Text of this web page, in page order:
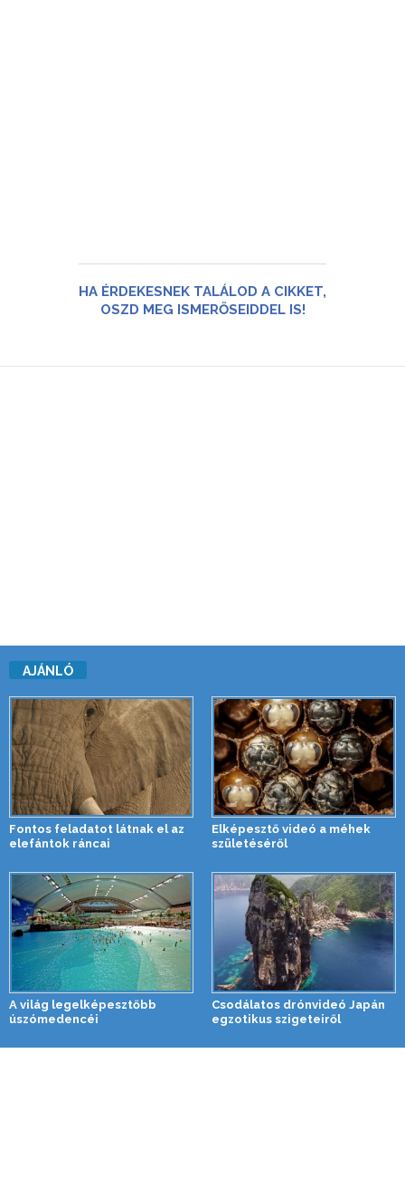
HA ÉRDEKESNEK TALÁLOD A CIKKET,
OSZD MEG ISMERŐSEIDDEL IS!
AJÁNLÓ
Fontos feladatot látnak el az
elefántok ráncai
Elképesztő videó a méhek
születéséről
A világ legelképesztőbb
úszómedencéi
Csodálatos drónvideó Japán
egzotikus szigeteiről